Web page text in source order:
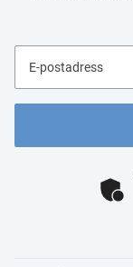
E-postadress